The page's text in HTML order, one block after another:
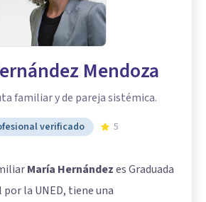
Mendoza
familiar y de pareja sistémica.
verificado 5
María Hernándezes Graduada
la UNED, tiene una